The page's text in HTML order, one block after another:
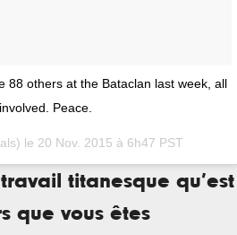
88 others at the Bataclan last week, all
Peace.
le 20 Nov. 2015 à 6h47 PST
titanesque qu’est
que vous êtes